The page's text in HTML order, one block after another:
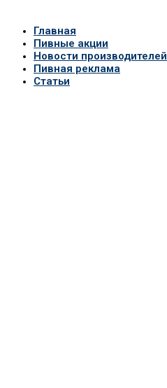
Главная
Пивные акции
Новости производителей
Пивная реклама
Статьи